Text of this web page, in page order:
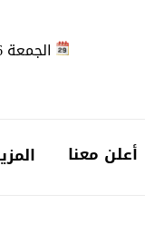
الجمعة 2026-08-07
أعلن معنا